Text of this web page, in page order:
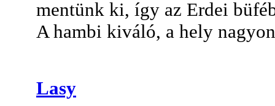
mentünk ki, így az Erdei
A hambi kiváló, a hely
Lasy